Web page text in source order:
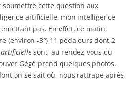
cette question aux
artificielle, mon intelligence
pas. En effet, ce matin,
(environ -3°) 11 pédaleurs dont 2
artificielle sont au rendez-vous du
Gégé prend quelques photos.
on se sait où, nous rattrape après